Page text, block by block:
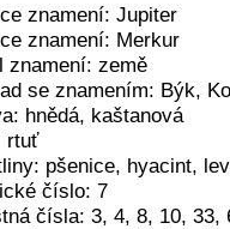
znamení: Jupiter
znamení: Merkur
znamení: země
se znamením: Býk,
hnědá, kaštanová
rtuť
pšenice, hyacint,
číslo: 7
čísla: 3, 4, 8, 10, 33,